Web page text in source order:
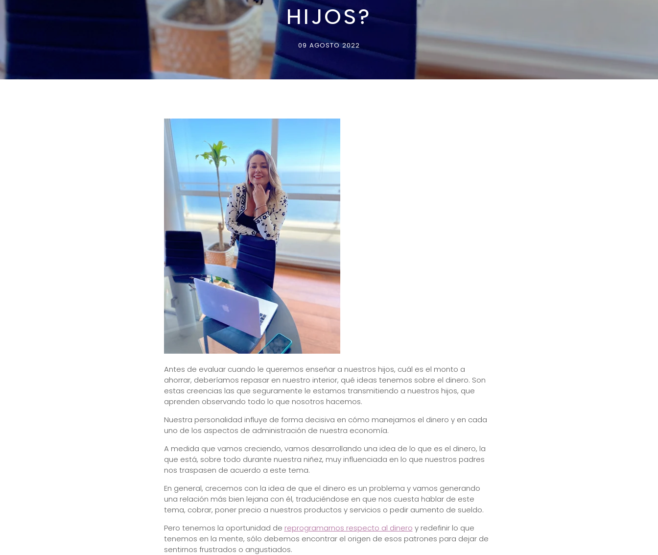
HIJOS?
09 AGOSTO 2022
Antes de evaluar cuando le queremos enseñar a nuestros hijos, cuál es el monto a
ahorrar, deberíamos repasar en nuestro interior, qué ideas tenemos sobre el dinero. Son
estas creencias las que seguramente le estamos transmitiendo a nuestros hijos, que
aprenden observando todo lo que nosotros hacemos.
Nuestra personalidad influye de forma decisiva en cómo manejamos el dinero y en cada
uno de los aspectos de administración de nuestra economía.
A medida que vamos creciendo, vamos desarrollando una idea de lo que es el dinero, la
que está, sobre todo durante nuestra niñez, muy influenciada en lo que nuestros padres
nos traspasen de acuerdo a este tema.
En general, crecemos con la idea de que el dinero es un problema y vamos generando
una relación más bien lejana con él, traduciéndose en que nos cuesta hablar de este
tema, cobrar, poner precio a nuestros productos y servicios o pedir aumento de sueldo.
Pero tenemos la oportunidad de reprogramarnos respecto al dinero y redefinir lo que
tenemos en la mente, sólo debemos encontrar el origen de esos patrones para dejar de
sentirnos frustrados o angustiados.